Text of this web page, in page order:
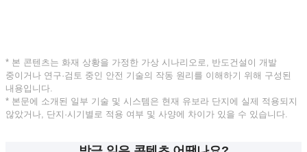
* 본 콘텐츠는 화재 상황을 가정한 가상 시나리오로, 반도건설이 개발
중이거나 연구·검토 중인 안전 기술의 작동 원리를 이해하기 위해 구성된
내용입니다.
* 본문에 소개된 일부 기술 및 시스템은 현재 유보라 단지에 실제 적용되지
않았거나, 단지·시기별로 적용 여부 및 사양에 차이가 있을 수 있습니다.